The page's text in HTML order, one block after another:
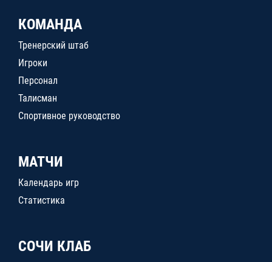
КОМАНДА
Тренерский штаб
Игроки
Персонал
Талисман
Спортивное руководство
МАТЧИ
Календарь игр
Статистика
СОЧИ КЛАБ